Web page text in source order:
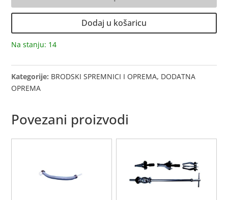
količina
Dodaj u košaricu
Na stanju: 14
Kategorije: BRODSKI SPREMNICI I OPREMA, DODATNA
OPREMA
Povezani proizvodi